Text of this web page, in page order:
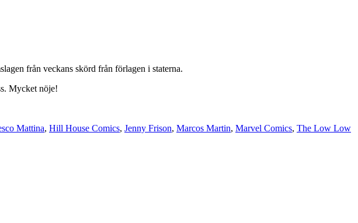
från veckans skörd från förlagen i staterna.
Mycket nöje!
Mattina, Hill House Comics, Jenny Frison, Marcos Martin, Marvel Comics, The Low Low